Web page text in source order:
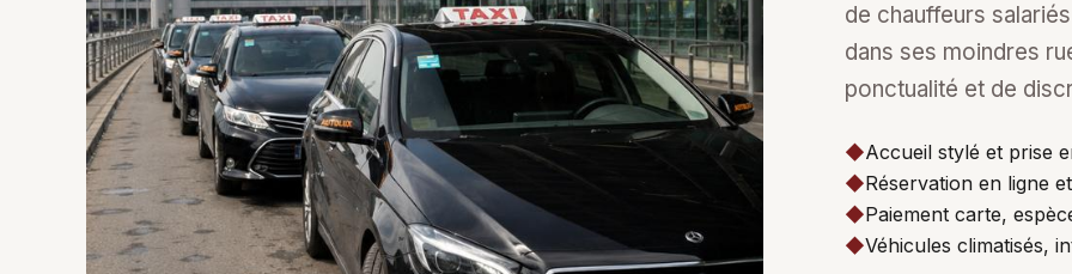
de chauffeurs
dans ses moindres
ponctualité et de
◆Accueil stylé et prise
◆Réservation en ligne
◆Paiement carte,
◆Véhicules climatisés,